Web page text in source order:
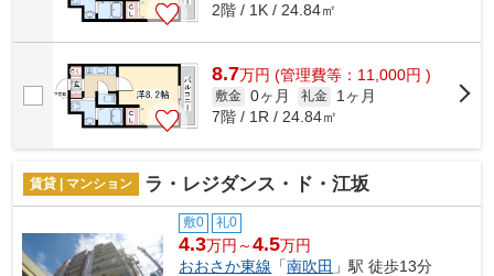
2階 / 1K / 24.84㎡
8.7万円 (管理費等：11,000円 )
敷金 0ヶ月 礼金
1ヶ月
7階 / 1R / 24.84㎡
賃貸 | マンション ラ・レジダンス・ド・江坂
敷0 礼0
4.3万円～4.5万円
おおさか東線 「南吹田 」駅 徒歩13分